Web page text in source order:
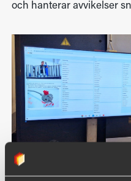
och hanterar avvikelser